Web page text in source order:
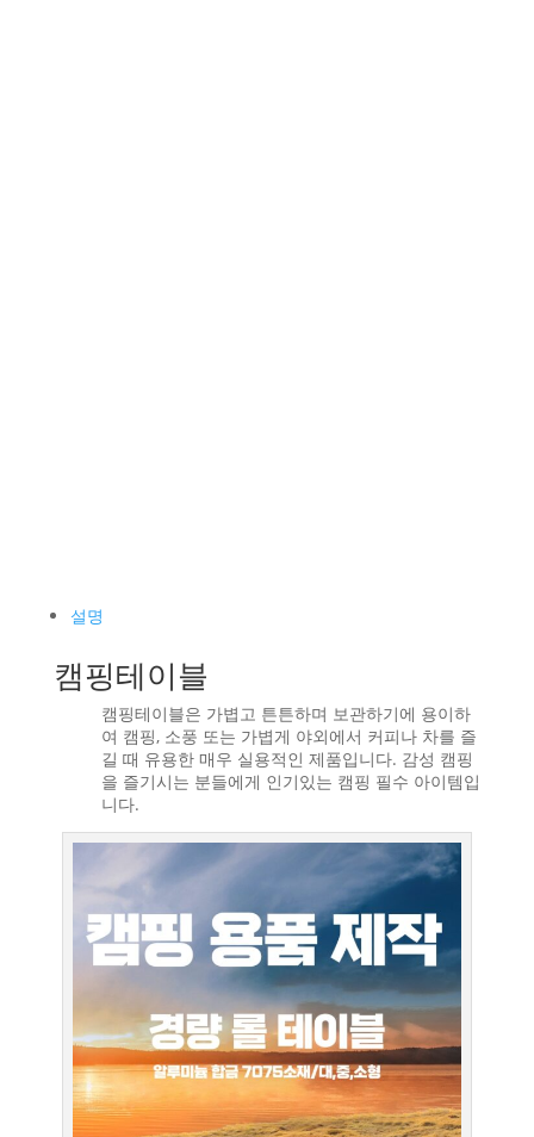
설명
캠핑테이블
캠핑테이블은 가볍고 튼튼하며 보관하기에 용이하
여 캠핑, 소풍 또는 가볍게 야외에서 커피나 차를 즐
길 때 유용한 매우 실용적인 제품입니다. 감성 캠핑
을 즐기시는 분들에게 인기있는 캠핑 필수 아이템입
니다.